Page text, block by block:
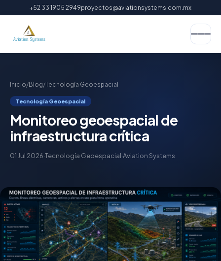
+52 33 1905 2949proyectos@aviationsystems.com.mx
Inicio/Blog/Tecnología Geoespacial
Tecnología Geoespacial
Monitoreo geoespacial de
infraestructura crítica
01 Jul 2026·Tecnología Geoespacial·Aviation Systems